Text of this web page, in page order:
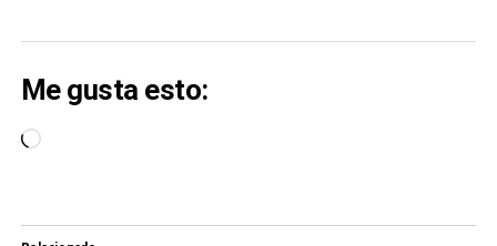
Me gusta esto:
Cargando...